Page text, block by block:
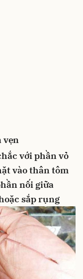
vẹn
với phần vỏ
vào thân tôm
nối giữa
sắp rụng